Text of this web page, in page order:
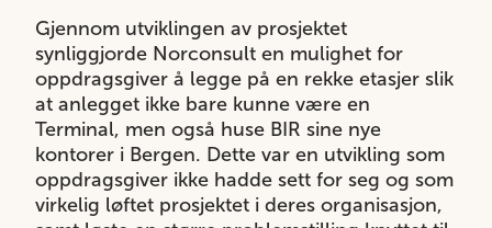
Gjennom utviklingen av prosjektet
synliggjorde Norconsult en mulighet for
oppdragsgiver å legge på en rekke etasjer slik
at anlegget ikke bare kunne være en
Terminal, men også huse BIR sine nye
kontorer i Bergen. Dette var en utvikling som
oppdragsgiver ikke hadde sett for seg og som
virkelig løftet prosjektet i deres organisasjon,